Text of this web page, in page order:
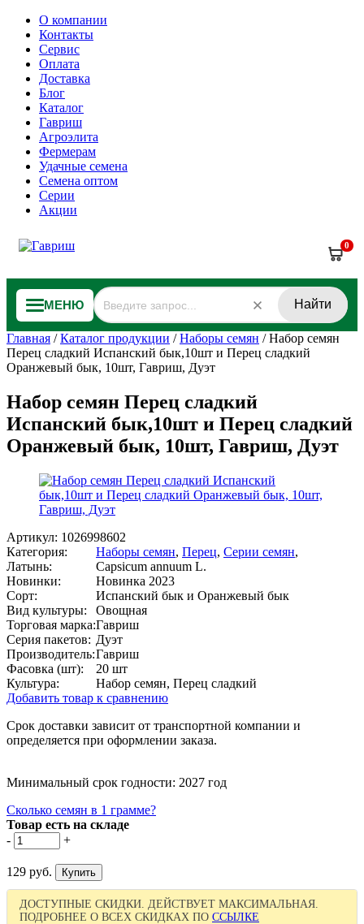
О компании
Контакты
Сервис
Оплата
Доставка
Блог
Каталог
Гавриш
Агроэлита
Фермерам
Удачные семена
Семена оптом
Серии
Акции
0
МЕНЮ Найти
Главная /Каталог продукции /Наборы семян /Набор семян
Перец сладкий Испанский бык,10шт и Перец сладкий
Оранжевый бык, 10шт, Гавриш, Дуэт
Набор семян Перец сладкий
Испанский бык,10шт и Перец сладкий
Оранжевый бык, 10шт, Гавриш, Дуэт
Артикул: 1026998602
Категория:
Наборы семян, Перец, Серии семян,
Латынь:
Capsicum annuum L.
Новинки:
Новинка 2023
Сорт:
Испанский бык и Оранжевый бык
Вид культуры:
Овощная
Торговая марка:Гавриш
Серия пакетов: Дуэт
Производитель:Гавриш
Фасовка (шт):
20 шт
Культура:
Набор семян, Перец сладкий
Добавить товар к сравнению
Срок доставки зависит от транспортной компании и
определяется при оформлении заказа.
Минимальный срок годности: 2027 год
Сколько семян в 1 грамме?
Товар есть на складе
-
+
129 руб.
ДОСТУПНЫЕ СКИДКИ. ДЕЙСТВУЕТ МАКСИМАЛЬНАЯ.
ПОДРОБНЕЕ О ВСЕХ СКИДКАХ ПО ССЫЛКЕ